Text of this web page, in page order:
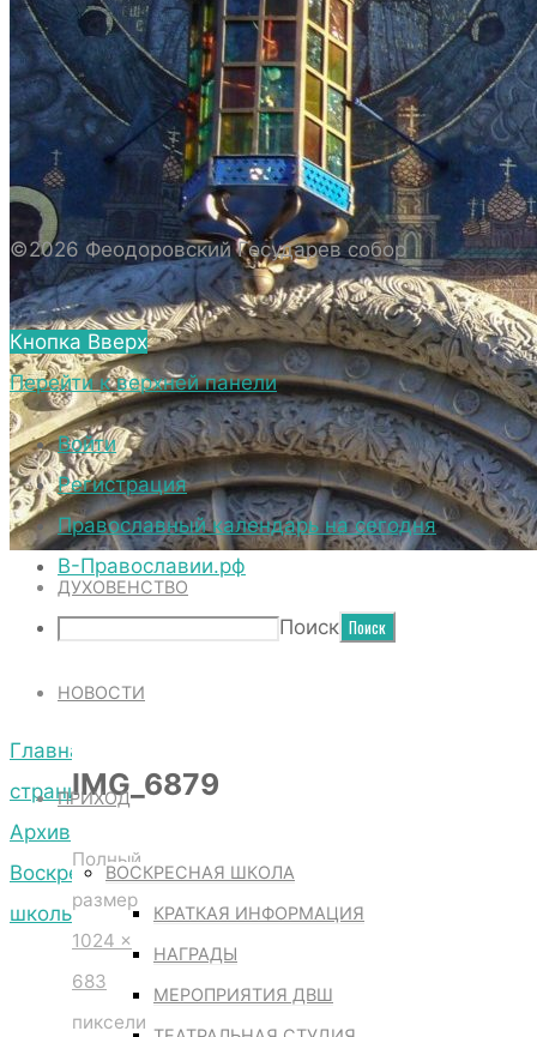
ИСТОРИЯ ФЕОДОРОВСКОГО ГОСУДАРЕВА
СОБОРА
ПОЛОЖЕНИЕ И ВНУТРЕННИЙ
РАСПОРЯДОК СОБОРА
БИОГРАФИЧЕСКИЕ ДАННЫЕ
СВЯЩЕННОСЛУЖИТЕЛЕЙ СОБОРА.
ВНЕШНИЙ ВИД
ВНЕШНИЙ ВИД СОБОРА
ВЕРХНИЙ ХРАМ ФЕОДОРОВСКОГО
ГОСУДАРЕВА СОБОРА
НИЖНИЙ ХРАМ ФЕОДОРОВСКОГО
ГОСУДАРЕВА СОБОРА
ТЕРРИТОРИЯ СОБОРА
ДУХОВЕНСТВО
НОВОСТИ
ПРИХОД
ВОСКРЕСНАЯ ШКОЛА
КРАТКАЯ ИНФОРМАЦИЯ
НАГРАДЫ
МЕРОПРИЯТИЯ ДВШ
IMG_6879
Главная
страница
Архив
Воскресной
школы
IMG_6879
IMG_6879
Полный
размер
1024 ×
683
пиксели
©2026 Феодоровский Государев собор
Кнопка Вверх
Перейти к верхней панели
Войти
Регистрация
Православный календарь на сегодня
В-Православии.рф
Поиск